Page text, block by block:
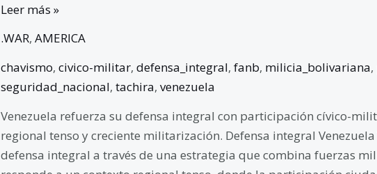
Leer más »
.WAR, AMERICA
chavismo, civico-militar, defensa_integral, fanb, milicia_bolivariana,
seguridad_nacional, tachira, venezuela
Venezuela refuerza su defensa integral con participación cívico-
regional tenso y creciente militarización. Defensa integral
defensa integral a través de una estrategia que combina fuerzas